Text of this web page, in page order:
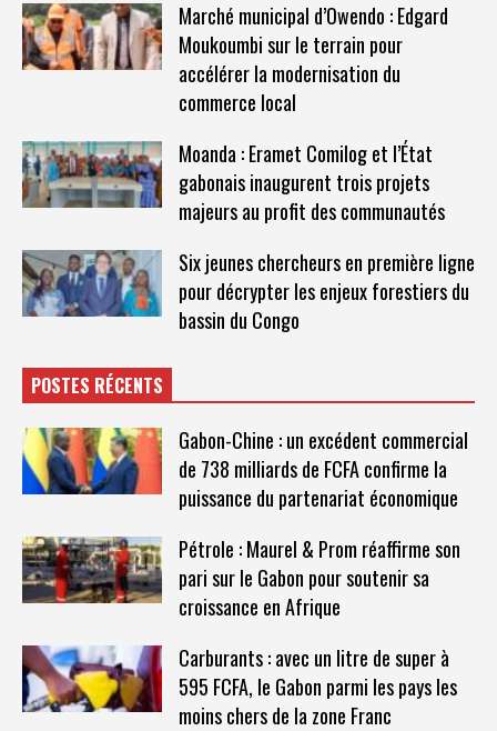
Marché municipal d’Owendo : Edgard
Moukoumbi sur le terrain pour
accélérer la modernisation du
commerce local
Moanda : Eramet Comilog et l’État
gabonais inaugurent trois projets
majeurs au profit des communautés
Six jeunes chercheurs en première ligne
pour décrypter les enjeux forestiers du
bassin du Congo
POSTES RÉCENTS
Gabon-Chine : un excédent commercial
de 738 milliards de FCFA confirme la
puissance du partenariat économique
Pétrole : Maurel & Prom réaffirme son
pari sur le Gabon pour soutenir sa
croissance en Afrique
Carburants : avec un litre de super à
595 FCFA, le Gabon parmi les pays les
moins chers de la zone Franc